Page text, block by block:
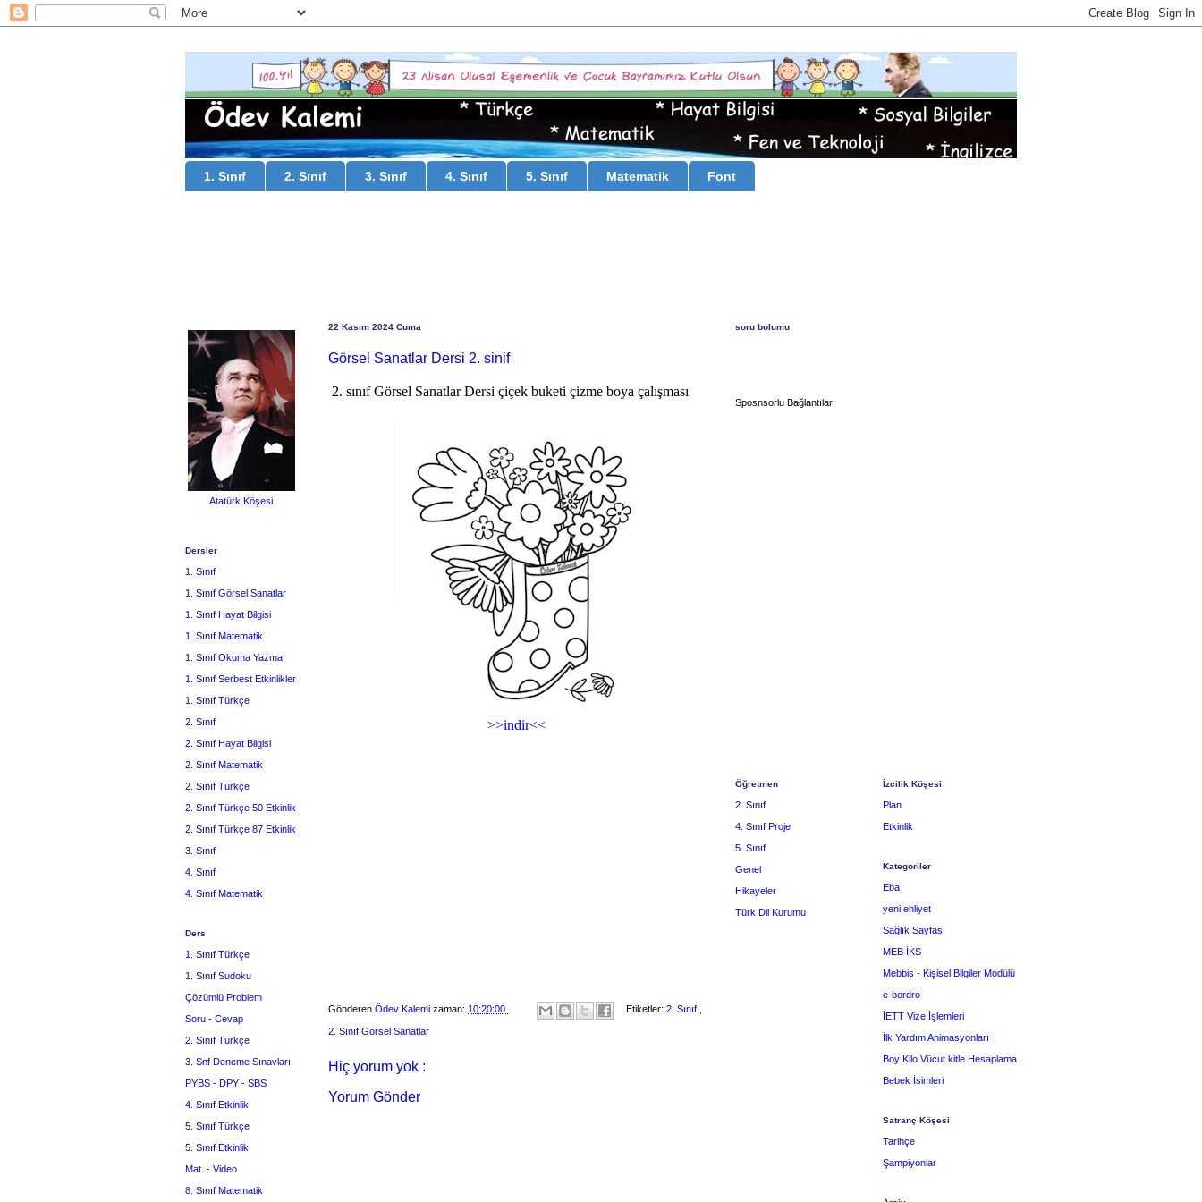
1. Sınıf 2. Sınıf 3. Sınıf 4. Sınıf 5. Sınıf Matematik Font
22 Kasım 2024 Cuma
Görsel Sanatlar Dersi 2. sinif
2. sınıf Görsel Sanatlar Dersi çiçek buketi çizme boya çalışması
>>indir<<
Gönderen Ödev Kalemi zaman: 10:20:00 Etiketler: 2. Sınıf
2. Sınıf Görsel Sanatlar
Hiç yorum yok :
Yorum Gönder
Atatürk Köşesi
Dersler
1. Sınıf
1. Sınıf Görsel Sanatlar
1. Sınıf Hayat Bilgisi
1. Sınıf Matematik
1. Sınıf Okuma Yazma
1. Sınıf Serbest Etkinlikler
1. Sınıf Türkçe
2. Sınıf
2. Sınıf Hayat Bilgisi
2. Sınıf Matematik
2. Sınıf Türkçe
2. Sınıf Türkçe 50 Etkinlik
2. Sınıf Türkçe 87 Etkinlik
3. Sınıf
4. Sınıf
4. Sınıf Matematik
Ders
1. Sınıf Türkçe
1. Sınıf Sudoku
Çözümlü Problem
Soru - Cevap
2. Sınıf Türkçe
3. Snf Deneme Sınavları
PYBS - DPY - SBS
4. Sınıf Etkinlik
5. Sınıf Türkçe
5. Sınıf Etkinlik
Mat. - Video
8. Sınıf Matematik
soru bolumu
Sposnsorlu Bağlantılar
Öğretmen
2. Sınıf
4. Sınıf Proje
5. Sınıf
Genel
Hikayeler
Türk Dil Kurumu
İzcilik Köşesi
Plan
Etkinlik
Kategoriler
Eba
yeni ehliyet
Sağlık Sayfası
MEB İKS
Mebbis - Kişisel Bilgiler Modülü
e-bordro
İETT Vize İşlemleri
İlk Yardım Animasyonları
Boy Kilo Vücut kitle Hesaplama
Bebek İsimleri
Satranç Köşesi
Tarihçe
Şampiyonlar